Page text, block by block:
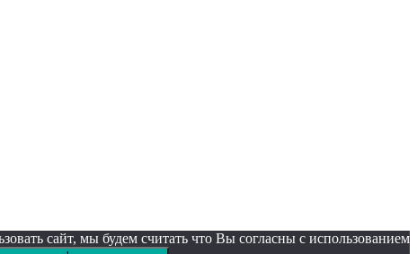
сайт, мы будем считать что Вы согласны с использованием